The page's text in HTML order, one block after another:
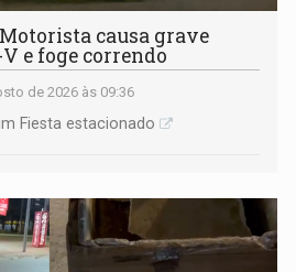
Motorista causa grave
e foge correndo
de 2026 às 09:36
Fiesta estacionado